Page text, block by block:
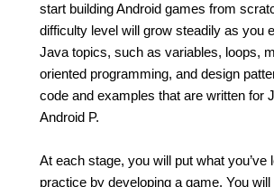
start building Android games from
difficulty level will grow steadily as you
Java topics, such as variables, loops,
oriented programming, and design
code and examples that are written for
Android P.
At each stage, you will put what you’ve
practice by developing a game. You